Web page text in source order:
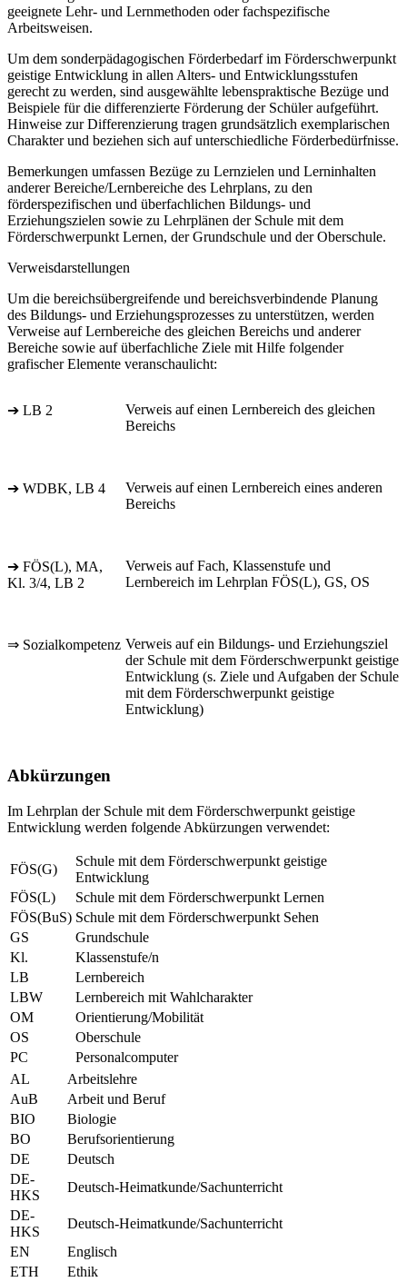
geeignete Lehr- und Lernmethoden oder fachspezifische
Arbeitsweisen.
Um dem sonderpädagogischen Förderbedarf im Förderschwerpunkt
geistige Entwicklung in allen Alters- und Entwicklungsstufen
gerecht zu werden, sind ausgewählte lebenspraktische Bezüge und
Beispiele für die differenzierte Förderung der Schüler aufgeführt.
Hinweise zur Differenzierung tragen grundsätzlich exemplarischen
Charakter und beziehen sich auf unterschiedliche Förderbedürfnisse.
Bemerkungen umfassen Bezüge zu Lernzielen und Lerninhalten
anderer Bereiche/Lernbereiche des Lehrplans, zu den
förderspezifischen und überfachlichen Bildungs- und
Erziehungszielen sowie zu Lehrplänen der Schule mit dem
Förderschwerpunkt Lernen, der Grundschule und der Oberschule.
Verweisdarstellungen
Um die bereichsübergreifende und bereichsverbindende Planung
des Bildungs- und Erziehungsprozesses zu unterstützen, werden
Verweise auf Lernbereiche des gleichen Bereichs und anderer
Bereiche sowie auf überfachliche Ziele mit Hilfe folgender
grafischer Elemente veranschaulicht:
➔ LB 2
Verweis auf einen Lernbereich des gleichen
Bereichs
➔ WDBK, LB 4
Verweis auf einen Lernbereich eines anderen
Bereichs
➔ FÖS(L), MA,
Kl. 3/4, LB 2
Verweis auf Fach, Klassenstufe und
Lernbereich im Lehrplan FÖS(L), GS, OS
⇒ Sozialkompetenz Verweis auf ein Bildungs- und Erziehungsziel
der Schule mit dem Förderschwerpunkt geistige
Entwicklung (s. Ziele und Aufgaben der Schule
mit dem Förderschwerpunkt geistige
Entwicklung)
Abkürzungen
Im Lehrplan der Schule mit dem Förderschwerpunkt geistige
Entwicklung werden folgende Abkürzungen verwendet:
FÖS(G)
Schule mit dem Förderschwerpunkt geistige
Entwicklung
FÖS(L)
Schule mit dem Förderschwerpunkt Lernen
FÖS(BuS) Schule mit dem Förderschwerpunkt Sehen
GS
Grundschule
Kl.
Klassenstufe/n
LB
Lernbereich
LBW
Lernbereich mit Wahlcharakter
OM
Orientierung/Mobilität
OS
Oberschule
PC
Personalcomputer
AL
Arbeitslehre
AuB
Arbeit und Beruf
BIO
Biologie
BO
Berufsorientierung
DE
Deutsch
DE-
HKS
Deutsch-Heimatkunde/Sachunterricht
DE-
HKS
Deutsch-Heimatkunde/Sachunterricht
EN
Englisch
ETH
Ethik